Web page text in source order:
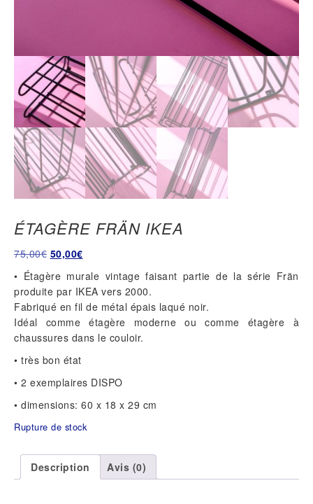
ÉTAGÈRE FRÄN IKEA
75,00€ Le
initial
était :
75,00€.
50,00€Le
actuel
est :
50,00€.
• Étagère murale vintage faisant partie de la série Frän
produite par IKEA vers 2000.
Fabriqué en fil de métal épais laqué noir.
Idéal comme étagère moderne ou comme étagère à
chaussures dans le couloir.
• très bon état
• 2 exemplaires DISPO
• dimensions: 60 x 18 x 29 cm
Rupture de stock
Description Avis (0)